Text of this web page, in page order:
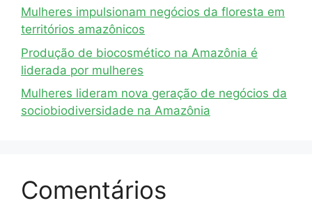
Mulheres impulsionam negócios da floresta em
territórios amazônicos
Produção de biocosmético na Amazônia é
liderada por mulheres
Mulheres lideram nova geração de negócios da
sociobiodiversidade na Amazônia
Comentários